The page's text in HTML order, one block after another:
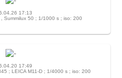
17:13
Summilux 50 ; 1/1000 s ; iso: 200
17:49
; LEICA M11-D ; 1/4000 s ; iso: 200